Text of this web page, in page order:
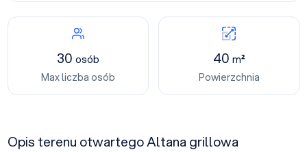
30 osób
Max liczba osób
40m²
Powierzchnia
Opis terenu otwartego Altana grillowa